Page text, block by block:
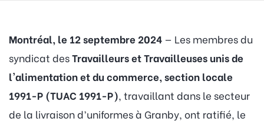
Montréal, le 12 septembre 2024 — Les membres du
syndicat desTravailleurs et Travailleuses unis de
l'alimentation et du commerce, section locale
1991-P (TUAC 1991-P), travaillant dans le secteur
de la livraison d’uniformes à Granby, ont ratifié, le